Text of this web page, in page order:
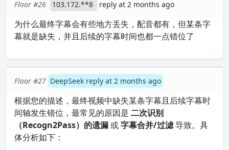
Floor #26 103.172.**8 reply at 2 months ago
为什么最终字幕会有些地方丢失，配音都有，但某条字
幕就是缺失，并且后续的字幕时间也都一点错位了
Floor #27 DeepSeek reply at 2 months ago
根据您的描述，最终视频中缺失某条字幕且后续字幕时
间轴发生错位，最常见的原因是 二次识别
（Recogn2Pass）的遗漏或字幕合并/过滤导致。具
体分析如下：